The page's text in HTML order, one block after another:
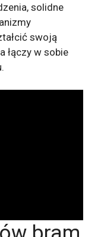
solidne
swoją
łączy w sobie